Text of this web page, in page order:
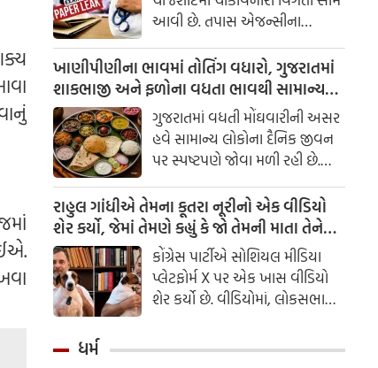
આવી છે. તપાસ એજન્સીના
જણાવ્યા મુજબ, પરીક્ષાના લગભગ
ત્રણ દિવસ પહેલાં જ NEETના પ્રશ્નો
કેટલાક વિદ્યાર્થીઓ સુધી પહોંચાડી
દેવામાં આવ્યા હતા. આ માટે એક
સંગઠિત નેટવર્ક દ્વારા સમગ્ર ઘટનાને
અંજામ આપવામાં આવ્યો હોવાનો
તપાસમાં ખુલાસો થયો છે.
ખાણીપીણીના ભાવમાં તોતિંગ વધારો, ગુજરાતમાં
શાકભાજી અને ફળોના વધતા ભાવથી સામાન્ય
લોકો પર મોંઘવારીનો મારગુજરાતમાં વધતી મોંઘવારીની અસર
હવે સામાન્ય લોકોના દૈનિક જીવન
પર સ્પષ્ટપણે જોવા મળી રહી છે.
ખાસ કરીને શાકભાજી અને ફળોના
ભાવમાં વધારો થતાં ઘરનું બજેટ
ખોરવાઈ રહ્યું છે. રોજિંદા ભોજનમાં
ઉપયોગમાં આવતી વસ્તુઓ મોંઘી
બનતાં મધ્યમવર્ગીય અને સામાન્ય
પરિવારો માટે ઘરખર્ચનું સંચાલન
મુશ્કેલ બની રહ્યું છે.
રાહુલ ગાંધીએ તેમના કૂતરા નૂરીનો એક વીડિયો
શેર કર્યો, જેમાં તેમણે કહ્યું કે જો તેમની માતા તેને
જોશે તો તે નારાજ થશે, પણ તેઓ સંભાળી લેશે.
કોંગ્રેસ પાર્ટીએ સોશિયલ મીડિયા
પ્લેટફોર્મ X પર એક ખાસ વીડિયો
શેર કર્યો છે. વીડિયોમાં, લોકસભામાં
ધર્મ